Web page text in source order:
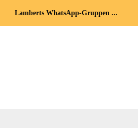
Lamberts WhatsApp-Gruppen ...